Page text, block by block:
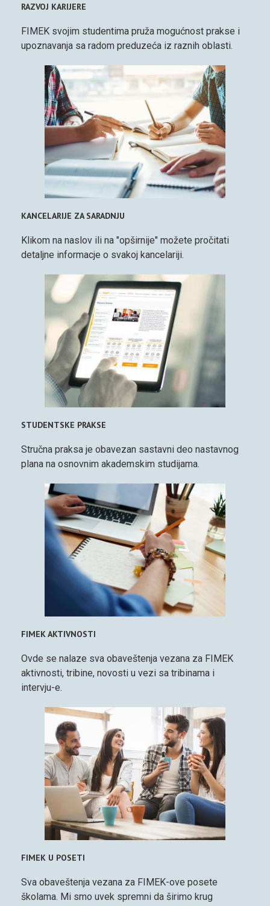
RAZVOJ KARIJERE
FIMEK svojim studentima pruža mogućnost prakse i
upoznavanja sa radom preduzeća iz raznih oblasti.
KANCELARIJE ZA SARADNJU
Klikom na naslov ili na "opširnije" možete pročitati
detaljne informacje o svakoj kancelariji.
STUDENTSKE PRAKSE
Stručna praksa je obavezan sastavni deo nastavnog
plana na osnovnim akademskim studijama.
FIMEK AKTIVNOSTI
Ovde se nalaze sva obaveštenja vezana za FIMEK
aktivnosti, tribine, novosti u vezi sa tribinama i
intervju-e.
FIMEK U POSETI
Sva obaveštenja vezana za FIMEK-ove posete
školama. Mi smo uvek spremni da širimo krug